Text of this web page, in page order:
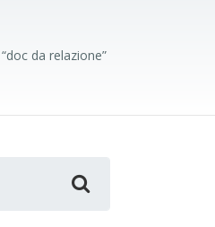
da relazione”